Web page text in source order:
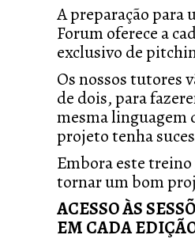
A preparação para
Forum oferece a
exclusivo de
Os nossos tutores
de dois, para
mesma linguagem
projeto tenha
Embora este
tornar um bom
ACESSO ÀS
EM CADA